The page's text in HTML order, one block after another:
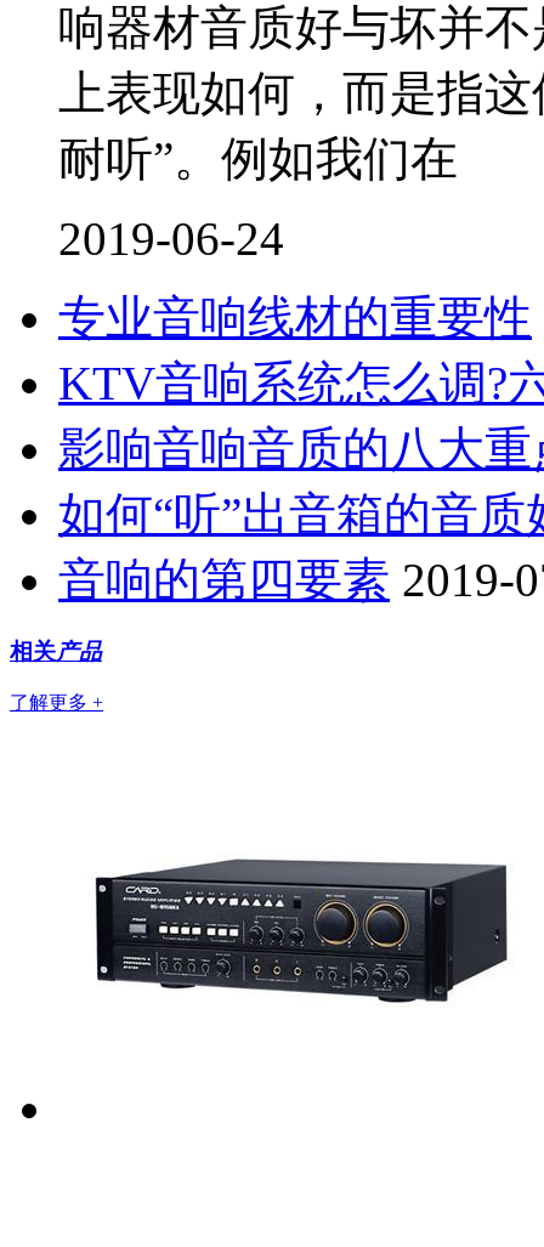
响器材音质好与坏并
上表现如何，而是指
耐听”。例如我们在
2019-06-24
专业音响线材的重要性
KTV音响系统怎么调?
影响音响音质的八大重
如何“听”出音箱的音质
音响的第四要素 2019-
相关产品
了解更多 +